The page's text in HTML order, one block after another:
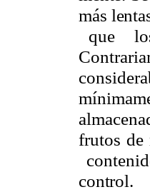
más
que
frutos de
control.